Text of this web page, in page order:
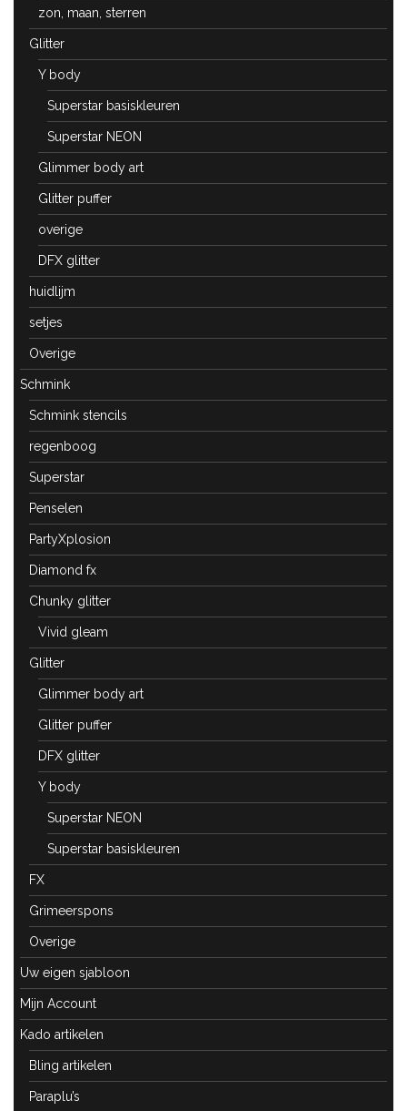
zon, maan, sterren
Glitter
Y body
Superstar basiskleuren
Superstar NEON
Glimmer body art
Glitter puffer
overige
DFX glitter
huidlijm
setjes
Overige
Schmink
Schmink stencils
regenboog
Superstar
Penselen
PartyXplosion
Diamond fx
Chunky glitter
Vivid gleam
Glitter
Glimmer body art
Glitter puffer
DFX glitter
Y body
Superstar NEON
Superstar basiskleuren
FX
Grimeerspons
Overige
Uw eigen sjabloon
Mijn Account
Kado artikelen
Bling artikelen
Paraplu’s